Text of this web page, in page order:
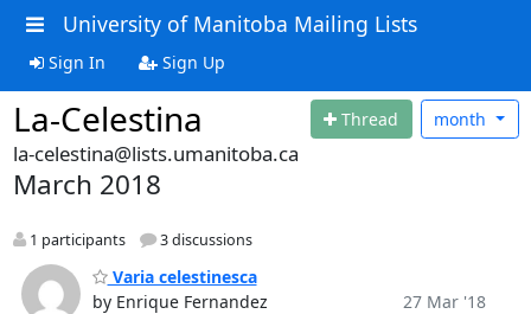
University of Manitoba Mailing Lists
Sign In Sign Up
La-Celestina Thread month
la-celestina@lists.umanitoba.ca
March 2018
1 participants 3 discussions
Varia celestinesca
by Enrique Fernandez
27 Mar '18